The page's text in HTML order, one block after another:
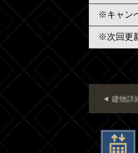
※キャン
※次回更
建物詳